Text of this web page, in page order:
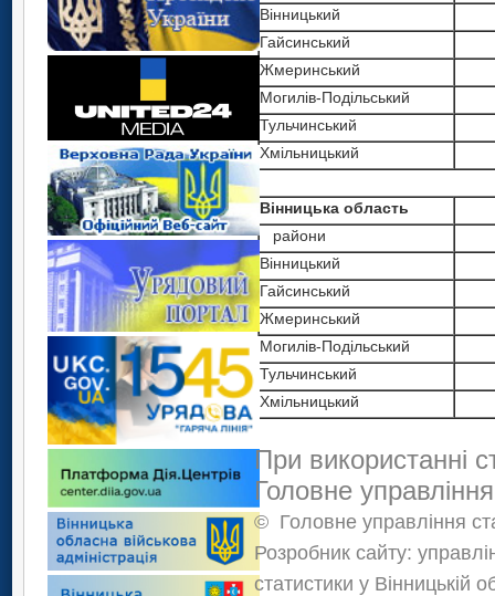
Вінницький
Гайсинський
Жмеринський
Могилів-Подільський
Тульчинський
Хмільницький
Вінницька область
райони
Вінницький
Гайсинський
Жмеринський
Могилів-Подільський
Тульчинський
Хмільницький
При використанні
Головне
© Головне управління
Розробник сайту:
статистики у Вінницькій